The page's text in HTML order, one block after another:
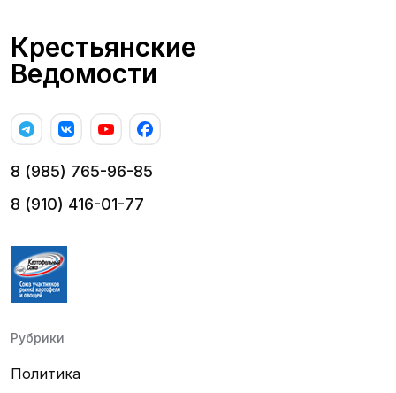
Крестьянские
Ведомости
8 (985) 765-96-85
8 (910) 416-01-77
Рубрики
Политика